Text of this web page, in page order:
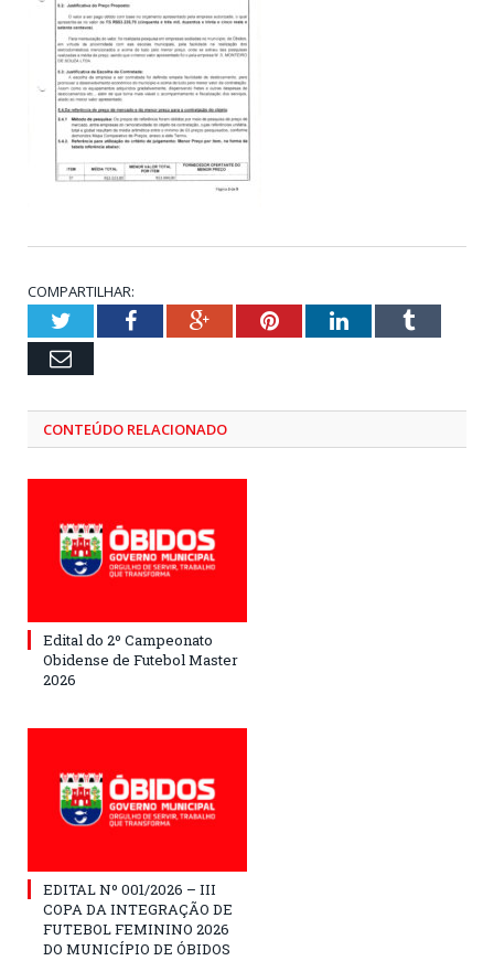
COMPARTILHAR:
TwitterFacebookGoogle+PinterestLinkedInTumblr
Email
CONTEÚDO RELACIONADO
Edital do 2º Campeonato
Obidense de Futebol Master
2026
EDITAL Nº 001/2026 – III
COPA DA INTEGRAÇÃO DE
FUTEBOL FEMININO 2026
DO MUNICÍPIO DE ÓBIDOS